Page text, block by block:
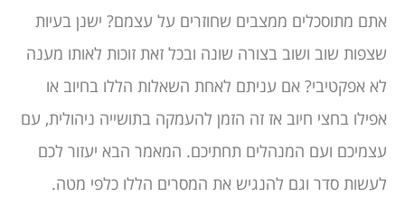
אתם מתוסכלים ממצבים שחוזרים על עצמם? ישנן בעיות
שצפות שוב ושוב בצורה שונה ובכל זאת זוכות לאותו מענה
לא אפקטיבי? אם עניתם לאחת השאלות הללו בחיוב או
אפילו בחצי חיוב אז זה הזמן להעמקה בתושייה ניהולית, עם
עצמיכם ועם המנהלים תחתיכם. המאמר הבא יעזור לכם
לעשות סדר וגם להנגיש את המסרים הללו כלפי מטה.